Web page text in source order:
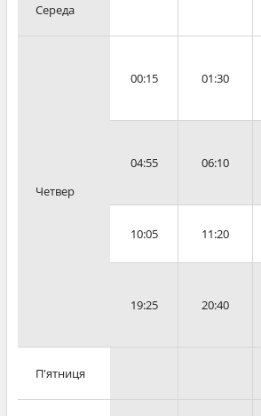
Середа
Четвер
00:15 01:30
04:55 06:10
10:05 11:20
19:25 20:40
П'ятниця